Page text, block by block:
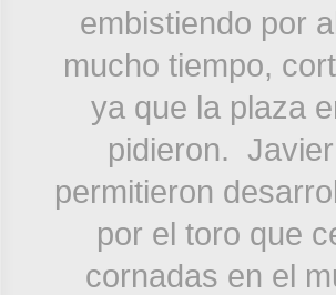
embistiendo por
mucho tiempo,
ya que la plaza
pidieron.
permitieron
por el toro que
cornadas en el